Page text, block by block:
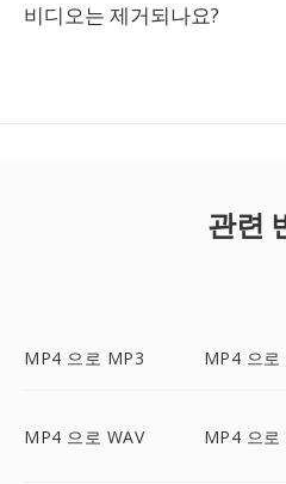
비디오는 제거되나요?
관련
MP4 으로 MP3 MP4 으로
MP4 으로 WAV MP4 으로